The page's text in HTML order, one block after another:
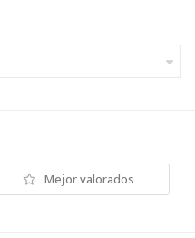
Mejor valorados